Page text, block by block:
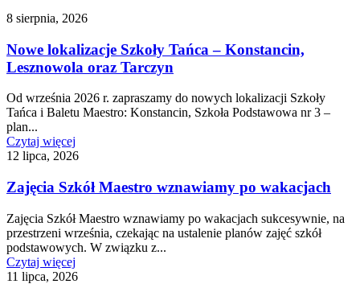
8 sierpnia, 2026
Nowe lokalizacje Szkoły Tańca – Konstancin,
Lesznowola oraz Tarczyn
Od września 2026 r. zapraszamy do nowych lokalizacji Szkoły
Tańca i Baletu Maestro: Konstancin, Szkoła Podstawowa nr 3 –
plan...
Czytaj więcej
12 lipca, 2026
Zajęcia Szkół Maestro wznawiamy po wakacjach
Zajęcia Szkół Maestro wznawiamy po wakacjach sukcesywnie, na
przestrzeni września, czekając na ustalenie planów zajęć szkół
podstawowych. W związku z...
Czytaj więcej
11 lipca, 2026